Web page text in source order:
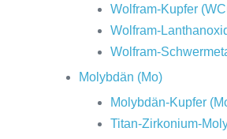
Wolfram-Kupfer
Wolfram-
Wolfram-
Molybdän (Mo)
Molybdän-Kupfer
Titan-Zirkonium-